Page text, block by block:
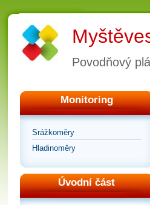
Povodňový
Monitoring
Srážkoměry
Hladinoměry
Úvodní část